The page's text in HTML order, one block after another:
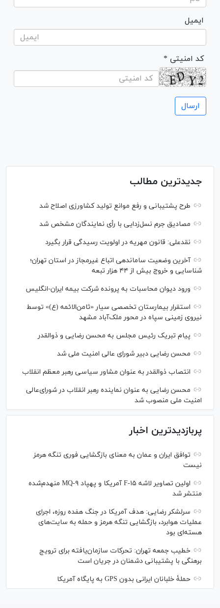
ایمیل
* کد امنیتی
جدیدترین مطالب
طرح پشتیبانی و رفع موانع تولید کشاورزی اصلاح شد
مصادیق جرم نسل‌زدایی با رأی نمایندگان مشخص شد
نقدعلی: قانون مهریه در اولویت رسیدگی قرار بگیرد
آخرین وضعیت ساماندهی اتباع غیرمجاز در استان تهران؛
شناسایی و خروج بیش از ۴۴ هزار تبعه
ورود دیوان محاسبات به پرونده شرکت بیمه ایران-انگلیس
استقرار بیمارستان تخصصی سیار «ثامن‌الائمه (ع)» توسط
نیروی زمینی سپاه در محور ملک‌آباد مشهد
پیام تبریک رئیس مجلس به محسن رضایی و ذوالقدر
محسن رضایی دبیر شورای عالی امنیت ملی شد
انتصاب ذوالقدر به عنوان مشاور سیاسی رهبر معظم انقلاب
محسن رضایی به عنوان نماینده رهبر انقلاب در شورای‌عالی
امنیت ملی منصوب شد
پربازدیدترین اخبار
توافق ایران و عمان به معنای بازگشایی فوری تنگه هرمز
نیست
اولین تصاویر لاشه F-۱۵ آمریکا و پهپاد MQ-۹ منهدم‌شده
منتشر شد
سرلشکر رضایی: هدف آمریکا در جنگ هفده روزه، اجرای
عملیات هوابرد، بازگشایی تنگه هرمز و حمله به سایت‌های
هسته‌ای بود
خطیب جمعه تهران: تحرکات سازمان‌یافته برای ترویج
برهنگی با پشتیبانی دشمنان در جریان است
حملۀ خلبانان ایرانی بدون GPS به پایگاه آمریکا